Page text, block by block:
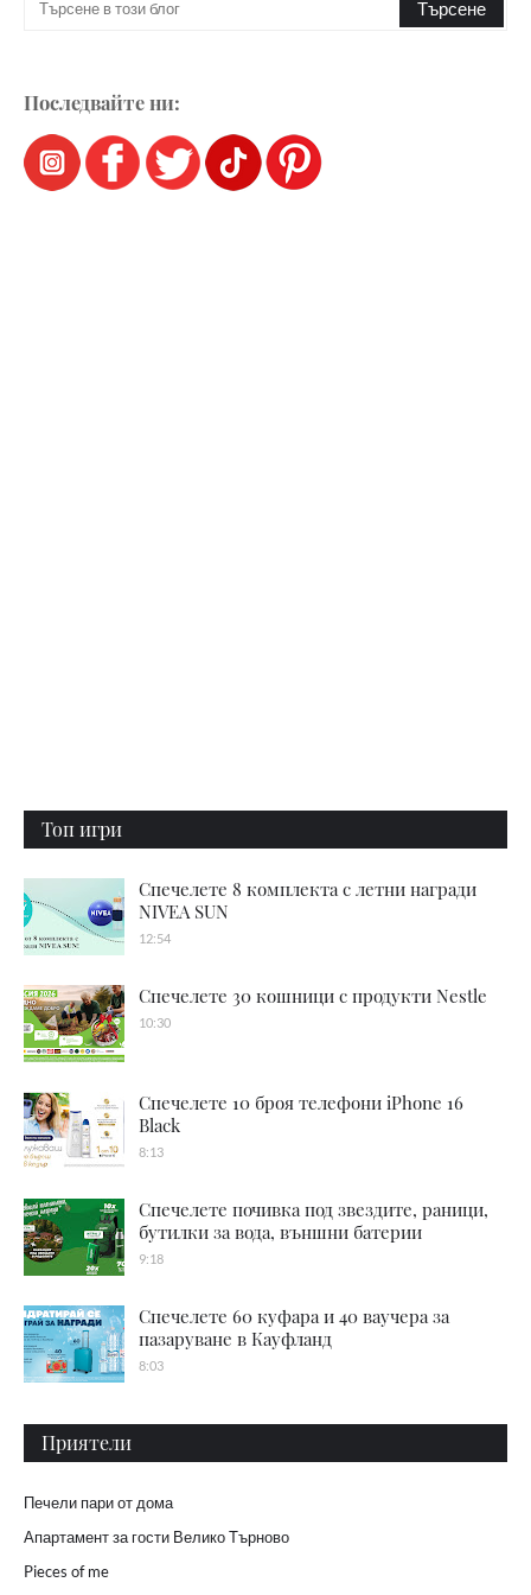
Последвайте ни:
Топ игри
Спечелете 8 комплекта с летни награди
NIVEA SUN
12:54
Спечелете 30 кошници с продукти Nestle
10:30
Спечелете 10 броя телефони iPhone 16
Black
8:13
Спечелете почивка под звездите, раници,
бутилки за вода, външни батерии
9:18
Спечелете 60 куфара и 40 ваучера за
пазаруване в Кауфланд
8:03
Приятели
Печели пари от дома
Апартамент за гости Велико Търново
Pieces of me